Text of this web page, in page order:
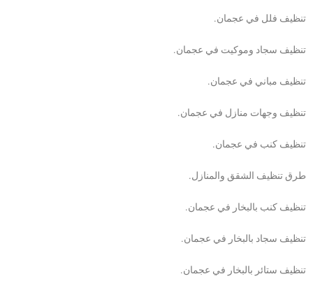
تنظيف فلل في عجمان.
تنظيف سجاد وموكيت في عجمان.
تنظيف مباني في عجمان.
تنظيف وجهات منازل في عجمان.
تنظيف كنب في عجمان.
طرق تنظيف الشقق والمنازل.
تنظيف كنب بالبخار في عجمان.
تنظيف سجاد بالبخار في عجمان.
تنظيف ستائر بالبخار في عجمان.